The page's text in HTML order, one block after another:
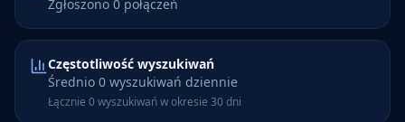
Zgłoszono 0 połączeń
Częstotliwość wyszukiwań
Średnio 0 wyszukiwań dziennie
Łącznie 0 wyszukiwań w okresie 30 dni